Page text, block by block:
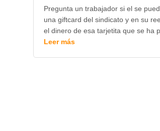
Pregunta un trabajador si el se
una giftcard del sindicato y en su
el dinero de esa tarjetita que se ha
Leer más